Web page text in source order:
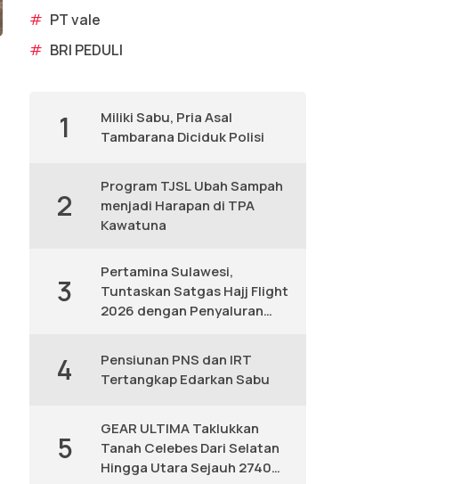
# PT vale
# BRI PEDULI
1
Miliki Sabu, Pria Asal
Tambarana Diciduk Polisi
2
Program TJSL Ubah Sampah
menjadi Harapan di TPA
Kawatuna
3
Pertamina Sulawesi,
Tuntaskan Satgas Hajj Flight
2026 dengan Penyaluran
4
Pensiunan PNS dan IRT
Tertangkap Edarkan Sabu
5
GEAR ULTIMA Taklukkan
Tanah Celebes Dari Selatan
Hingga Utara Sejauh 2740